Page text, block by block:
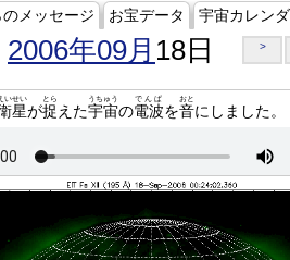
メッセージ お宝データ 宇宙カレン
2006年09月 18日 >
星
いせい
が捉
とら
えた宇宙
うちゅう
の電波
でんぱ
を音
おと
にしました。